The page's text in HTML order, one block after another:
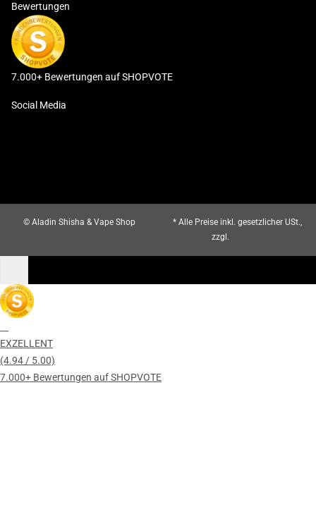
Bewertungen
7.000+ Bewertungen auf SHOPVOTE
Social Media
© Aladin Shisha & Vape Shop
* Alle Preise inkl. gesetzlicher USt.,
zzgl.
EXZELLENT
(4.94 / 5.00)
7.000+ Bewertungen auf SHOPVOTE